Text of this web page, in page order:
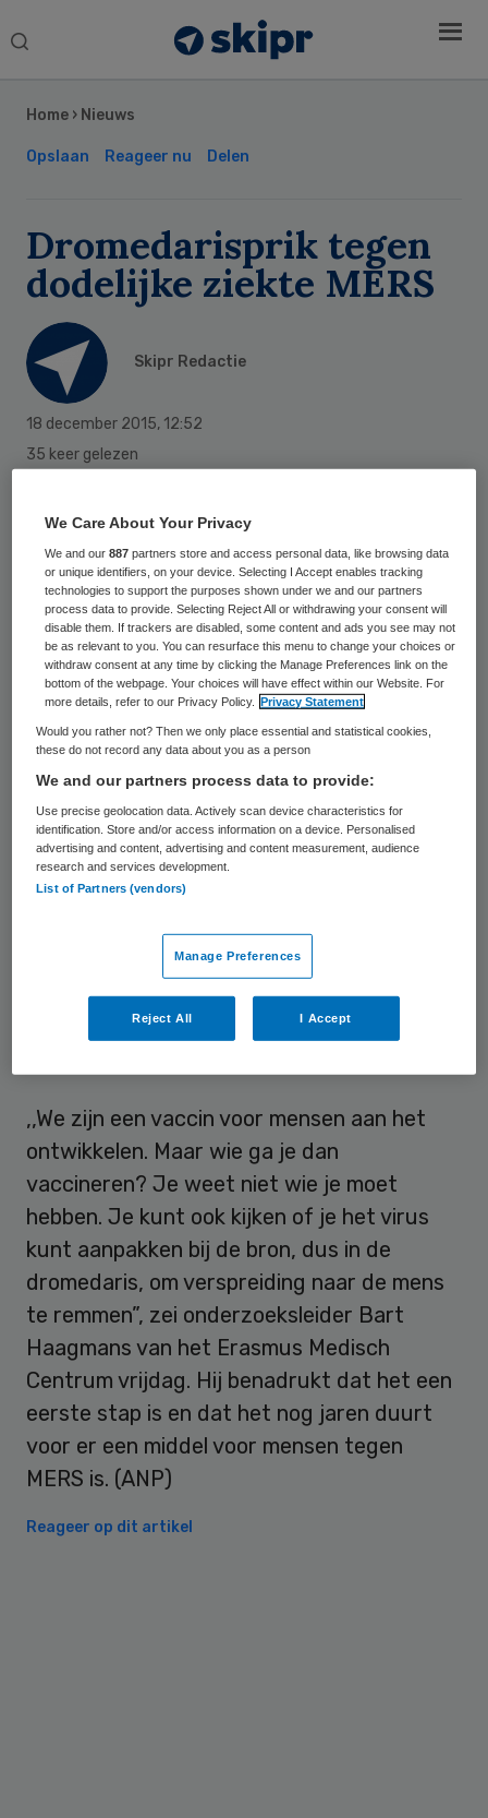
Search
Home › Nieuws
Opslaan Reageer nu Delen
Dromedarisprik tegen
dodelijke ziekte MERS
Skipr Redactie
18 december 2015, 12:52
35 keer gelezen
Ent dromedarissen in. Dat voorkomt
mogelijk dat ze mensen besmetten met de
gevaarlijke longziekte MERS. Rotterdamse,
Spaanse en Duitse onderzoekers hebben
een vaccin voor de dieren ontwikkeld. Uit
tests bleek dat de dromedarissen met een
prik minder besmettelijk werden dan de
dromedarissen zonder prik.
MERS brak een paar jaar geleden uit in het
Midden-Oosten. Inmiddels is het ook op
andere plekken opgedoken, zoals Zuid-
Korea. Ongeveer 1600 mensen zijn besmet
geraakt, van wie er ongeveer vijfhonderd
aan zijn overleden. De ziekte begint bij
dromedarissen, die mensen besmetten. Die
patiënten kunnen vervolgens andere
,,We zijn een vaccin voor mensen aan het
ontwikkelen. Maar wie ga je dan
vaccineren? Je weet niet wie je moet
hebben. Je kunt ook kijken of je het virus
kunt aanpakken bij de bron, dus in de
dromedaris, om verspreiding naar de mens
te remmen”, zei onderzoeksleider Bart
Haagmans van het Erasmus Medisch
Centrum vrijdag. Hij benadrukt dat het een
eerste stap is en dat het nog jaren duurt
voor er een middel voor mensen tegen
MERS is. (ANP)
Reageer op dit artikel
Sidebar
We Care About Your Privacy
We and our887 partners store and access personal data, like browsing data
or unique identifiers, on your device. Selecting I Accept enables tracking
technologies to support the purposes shown under we and our partners
process data to provide. Selecting Reject All or withdrawing your consent will
disable them. If trackers are disabled, some content and ads you see may not
be as relevant to you. You can resurface this menu to change your choices or
withdraw consent at any time by clicking the Manage Preferences link on the
bottom of the webpage. Your choices will have effect within our Website. For
more details, refer to our Privacy Policy.
Privacy Statement
Would you rather not? Then we only place essential and statistical cookies,
these do not record any data about you as a person
We and our partners process data to provide:
Use precise geolocation data. Actively scan device characteristics for
identification. Store and/or access information on a device. Personalised
advertising and content, advertising and content measurement, audience
research and services development.
List of Partners (vendors)
Manage Preferences
Reject All I Accept